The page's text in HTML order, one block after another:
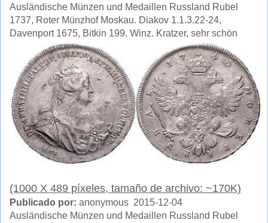
Ausländische Münzen und Medaillen Russland Rubel
1737, Roter Münzhof Moskau. Diakov 1.1.3.22-24,
Davenport 1675, Bitkin 199. Winz. Kratzer, sehr schön
(1000 X 489 píxeles, tamaño de archivo: ~170K)
Publicado por: anonymous 2015-12-04
Ausländische Münzen und Medaillen Russland Rubel